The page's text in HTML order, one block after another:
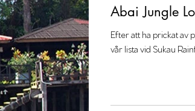
Abai Jungle
Efter att ha prickat av
vår lista vid Sukau